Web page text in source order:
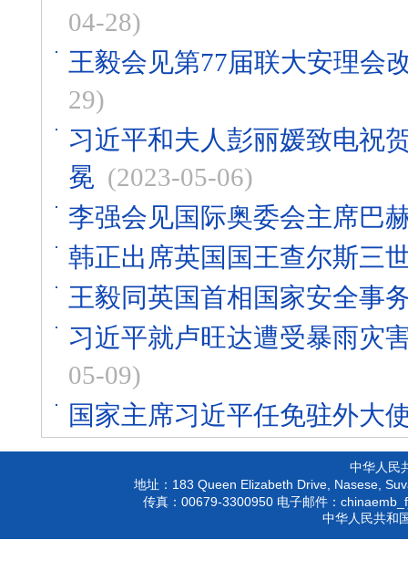
04-28)
王毅会见第77届联大安理会
29)
习近平和夫人彭丽媛致电祝
冕 (2023-05-06)
李强会见国际奥委会主席巴
韩正出席英国国王查尔斯三
王毅同英国首相国家安全事
习近平就卢旺达遭受暴雨灾
05-09)
国家主席习近平任免驻外大
中华人民
地址： 183 Queen Elizabeth Drive, Nasese,
传真： 00679-3300950电子邮件：
中华人民共和